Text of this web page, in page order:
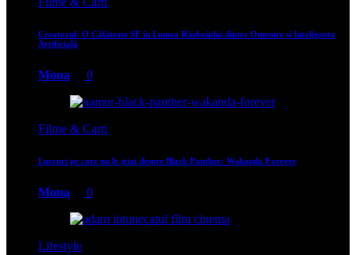
Creatorul: O Călătorie SF în Lumea Războiului dintre Omenire și Inteligența
Artificială
Mona 0
Filme & Carti
Lucruri pe care nu le știai despre Black Panther: Wakanda Forever
Mona 0
Lifestyle